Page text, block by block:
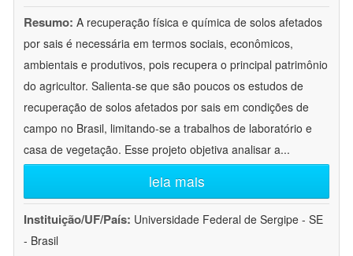
Resumo: A recuperação física e química de solos afetados
por sais é necessária em termos sociais, econômicos,
ambientais e produtivos, pois recupera o principal patrimônio
do agricultor. Salienta-se que são poucos os estudos de
recuperação de solos afetados por sais em condições de
campo no Brasil, limitando-se a trabalhos de laboratório e
casa de vegetação. Esse projeto objetiva analisar a...
leia mais
Instituição/UF/País: Universidade Federal de Sergipe - SE
- Brasil